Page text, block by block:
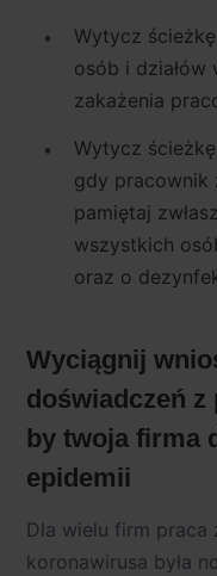
Wytycz
osób i działów
zakażenia
Wytycz
gdy pracownik
pamiętaj
wszystkich
oraz o
Wyciągnij
doświadczeń z
by twoja firma
epidemii
Dla wielu firm praca
koronawirusa była